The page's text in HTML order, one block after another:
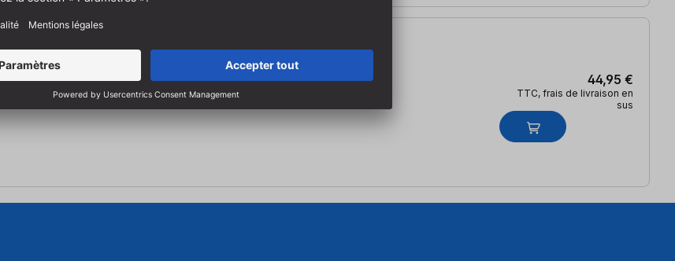
44,95 €
TTC, frais de livraison en
sus